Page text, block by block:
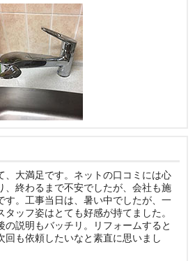
、大満足です。ネットの口コミには心
、終わるまで不安でしたが、会社も施
。工事当日は、暑い中でしたが、一
ッフ姿はとても好感が持てました。
の説明もバッチリ。リフォームすると
回も依頼したいなと素直に思いまし